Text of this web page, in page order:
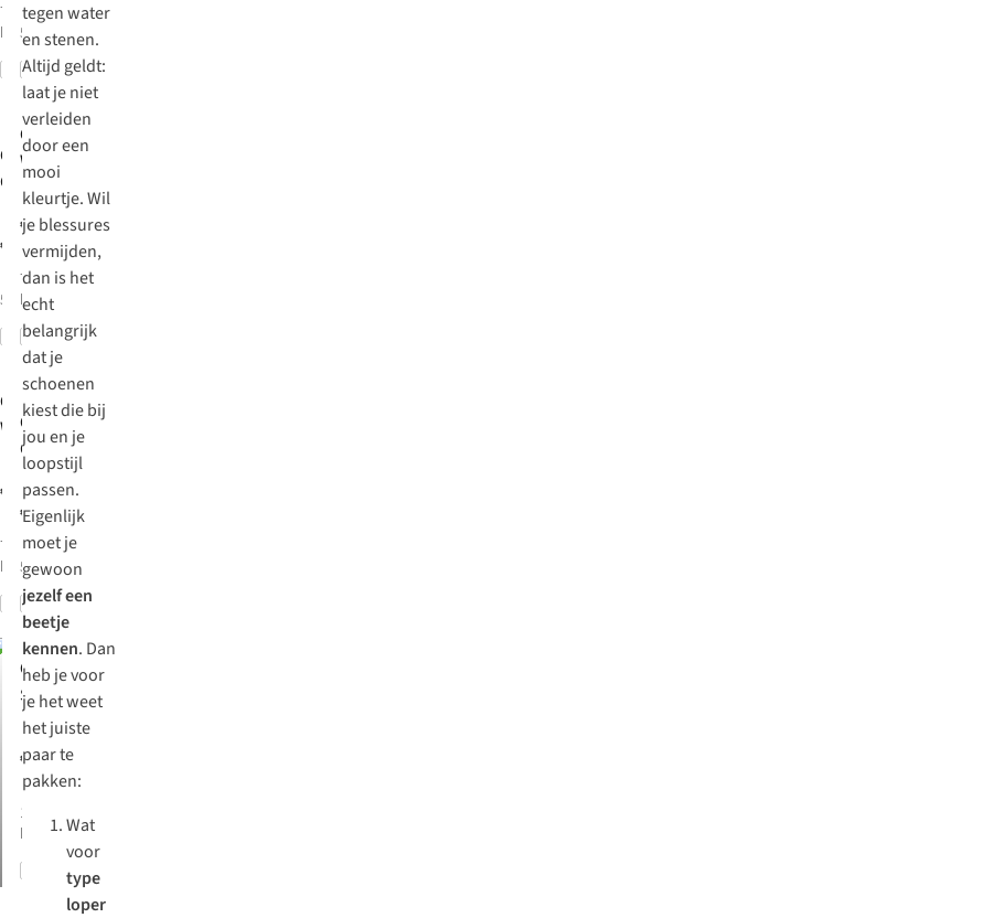
7
kleuren
beschikbaar
Vergelijk
5 kleuren beschikbaar
Vergelijk
New
OnSportschoenen
Cloudrunner 3
€160,00
5
kleuren beschikbaar
Vergelijk
New
On
Womens
Cloudrunner 3
€160,00
7 kleuren
beschikbaar
Vergelijk
New
On
Sportschoenen
Womens
Cloudrunner 3
€160,00
7
kleuren
beschikbaar
Vergelijk
OnSportschoenen
Cloudrunner 3
€160,00
5kleuren beschikbaar
Vergelijk
On
Sportschoenen
Womens
Cloudsurfer
Next
€160,00
1
kleur
beschikbaar
Vergelijk
-50%
tegen water
en stenen.
Altijd geldt:
laat je niet
verleiden
door een
mooi
kleurtje. Wil
je blessures
vermijden,
dan is het
echt
belangrijk
dat je
schoenen
kiest die bij
jou en je
loopstijl
passen.
Eigenlijk
moet je
gewoon
jezelf een
beetje
kennen. Dan
heb je voor
je het weet
het juiste
paar te
pakken:
Wat
voor
type
loper